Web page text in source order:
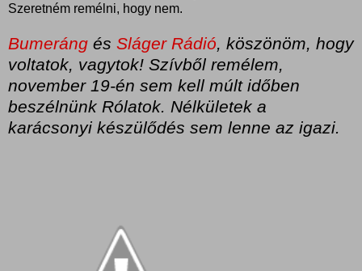
Szeretném remélni, hogy nem.
Bumeráng és Sláger Rádió, köszönöm, hogy
voltatok, vagytok! Szívből remélem,
november 19-én sem kell múlt időben
beszélnünk Rólatok. Nélkületek a
karácsonyi készülődés sem lenne az igazi.